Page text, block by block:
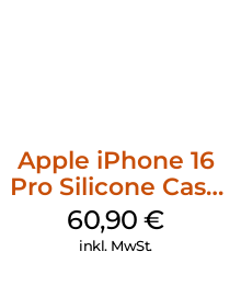
Apple iPhone 16
Pro Silicone Case
MagSafe Stone
Gray
60,90€
inkl. MwSt.